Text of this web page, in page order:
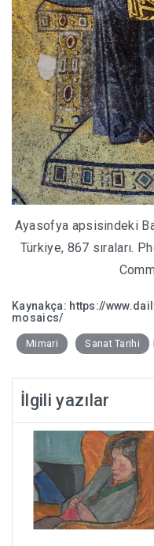
Ayasofya apsisindeki
Türkiye, 867 sıraları.
Kaynakça: https://
mosaics/
Mimari Sanat Tarihi
İlgili yazılar